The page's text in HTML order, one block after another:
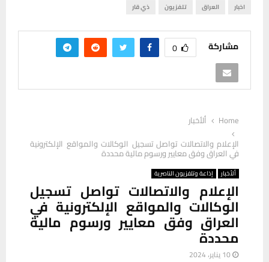
اخبار العراق تلفزيون ذي قار
مشاركة 0
Home
ألأخبار
الإعلام والاتصالات تواصل تسجيل الوكالات والمواقع الإلكترونية
في العراق وفق معايير ورسوم مالية محددة
ألأخبار إذاعة وتلفزيون الناصرية
الإعلام والاتصالات تواصل تسجيل
الوكالات والمواقع الإلكترونية في
العراق وفق معايير ورسوم مالية
محددة
10 يناير، 2024